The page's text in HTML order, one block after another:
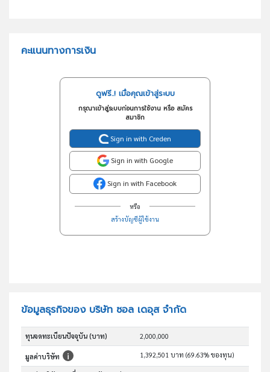
คะแนนทางการเงิน
ดูฟรี..! เมื่อคุณเข้าสู่ระบบ
กรุณาเข้าสู่ระบบก่อนการใช้งาน หรือ สมัคร
สมาชิก
Sign in with Creden
Sign in with Google
Sign in with Facebook
หรือ
สร้างบัญชีผู้ใช้งาน
ข้อมูลธุรกิจของ บริษัท ซอล เดอุส จำกัด
ทุนจดทะเบียนปัจจุบัน (บาท) 2,000,000
มูลค่าบริษัท 1,392,501 บาท (69.63% ของทุน)